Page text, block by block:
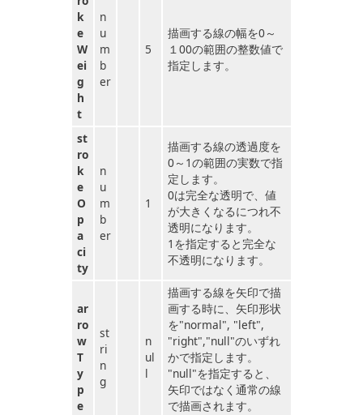
k
e
W
ei
g
h
t
n
u
m
b
er
5
描画する線の幅を0～
１00の範囲の整数値で
指定します。
st
ro
k
e
O
p
a
ci
ty
n
u
m
b
er
1
描画する線の透過度を
0～1の範囲の実数で指
定します。
0は完全な透明で、値
が大きくなるにつれ不
透明になります。
1を指定すると完全な
不透明になります。
ar
ro
w
T
y
p
e
st
ri
n
g
n
ul
l
描画する線を矢印で描
画する時に、矢印形状
を"normal", "left",
"right","null"のいずれ
かで指定します。
"null"を指定すると、
矢印ではなく通常の線
で描画されます。